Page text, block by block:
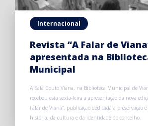
Internacional
Revista “A Falar de
apresentada na
Municipal
A Sala Couto Viana, na Biblioteca Municipal de
recebeu esta sexta-feira a apresentação da nova
Falar de Viana”, publicação dedicada à preservação
história, da cultura e da identidade do concelho.